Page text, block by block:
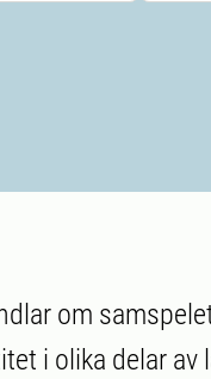
om
i olika delar av